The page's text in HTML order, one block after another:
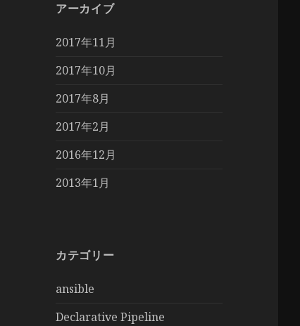
アーカイブ
2017年11月
2017年10月
2017年8月
2017年2月
2016年12月
2013年1月
カテゴリー
ansible
Declarative Pipeline